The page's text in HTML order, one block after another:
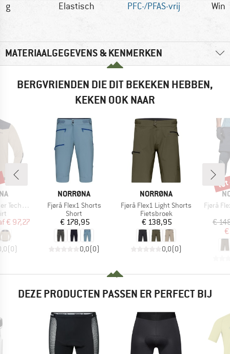
g Elastisch PFC-/PFAS-vrij
MATERIAALGEGEVENS & KENMERKEN
BERGVRIENDEN DIE DIT BEKEKEN HEBBEN,
KEKEN OOK NAAR
Sleeve
prijs
€ 97,27
(0)
MERK
NORRØNA
Artikel
Fjørå Flex1 Shorts
Productgroep
Short
Prijs
€ 178,95
0,0(0)
MERK
NORRØNA
Artikel
Fjørå Flex1 Light Shorts
Productgroep
Fietsbroek
Prijs
€ 138,95
0,0(0)
Artikel
Fjørå
€
tot
DEZE PRODUCTEN PASSEN ER PERFECT BIJ